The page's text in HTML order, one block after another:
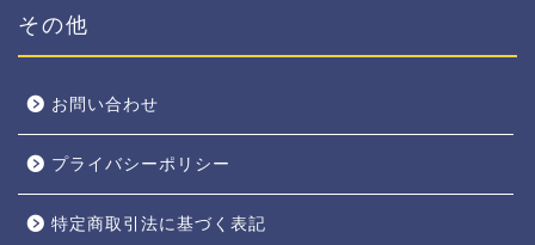
その他
お問い合わせ
プライバシーポリシー
特定商取引法に基づく表記